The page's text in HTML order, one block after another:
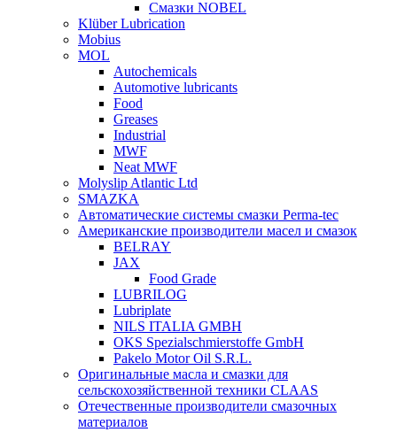
Смазки NOBEL
Klüber Lubrication
Mobius
MOL
Autochemicals
Automotive lubricants
Food
Greases
Industrial
MWF
Neat MWF
Molyslip Atlantic Ltd
SMAZKA
Автоматические системы смазки Perma-tec
Американские производители масел и смазок
BELRAY
JAX
Food Grade
LUBRILOG
Lubriplate
NILS ITALIA GMBH
OKS Spezialschmierstoffe GmbH
Pakelo Motor Oil S.R.L.
Оригинальные масла и смазки для
сельскохозяйственной техники CLAAS
Отечественные производители смазочных
материалов